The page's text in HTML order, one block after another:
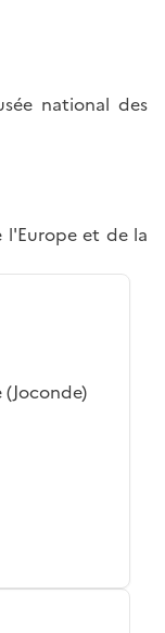
national des
l'Europe et de la
(Joconde)